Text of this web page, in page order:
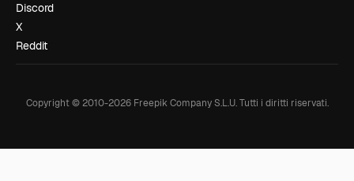
Discord
X
Reddit
Copyright © 2010-2026Freepik Company S.L.U. Tutti i diritti riservati.